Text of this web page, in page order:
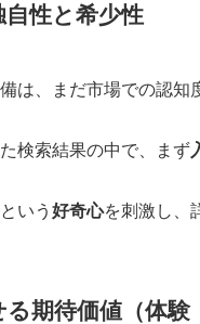
自性と希少性
は、まだ市場での認
検索結果の中で、まず
いう 好奇心を刺激し、
る期待価値 （体験